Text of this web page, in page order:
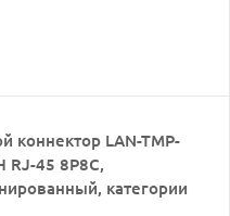
коннектор LAN-TMP-
RJ-45 8P8C,
категории